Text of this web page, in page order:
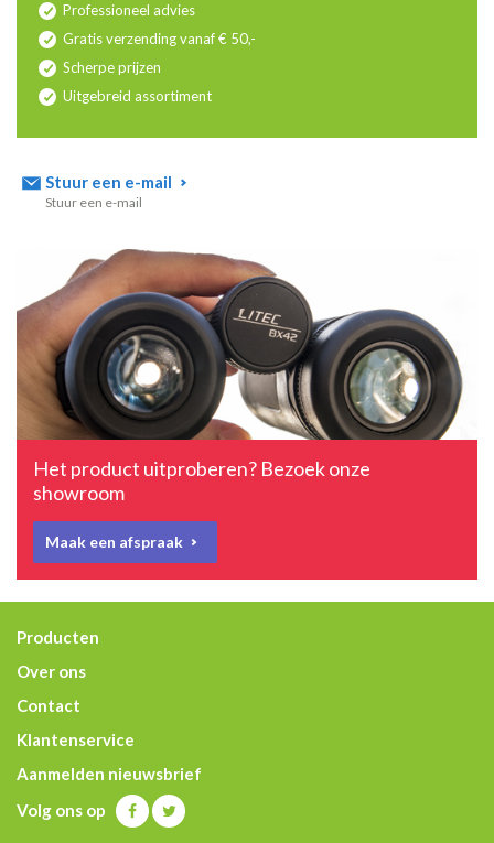
Professioneel advies
Gratis verzending vanaf € 50,-
Scherpe prijzen
Uitgebreid assortiment
Stuur een e-mail
Stuur een e-mail
Het product uitproberen? Bezoek onze
showroom
Maak een afspraak
Producten
Over ons
Contact
Klantenservice
Aanmelden nieuwsbrief
Volg ons op